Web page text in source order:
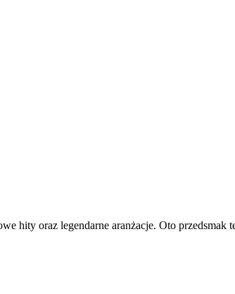
hity oraz legendarne aranżacje. Oto przedsmak